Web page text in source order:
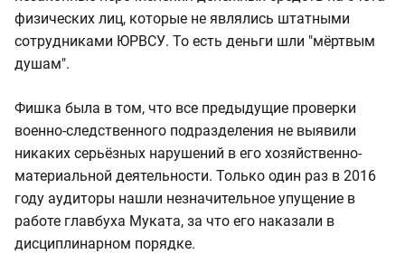
физических лиц, которые не являлись штатными
сотрудниками ЮРВСУ. То есть деньги шли "мёртвым
душам".
Фишка была в том, что все предыдущие проверки
военно-следственного подразделения не выявили
никаких серьёзных нарушений в его хозяйственно-
материальной деятельности. Только один раз в 2016
году аудиторы нашли незначительное упущение в
работе главбуха Муката, за что его наказали в
дисциплинарном порядке.